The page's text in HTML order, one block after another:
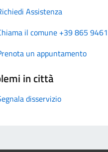
Assistenza
il comune +39 865
un appuntamento
in città
disservizio